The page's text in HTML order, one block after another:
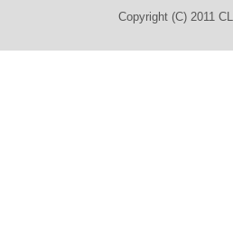
Copyright (C) 2011